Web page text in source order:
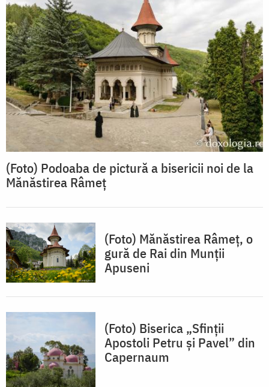
(Foto) Podoaba de pictură a bisericii noi de la
Mănăstirea Râmeț
(Foto) Mănăstirea Râmeț, o
gură de Rai din Munții
Apuseni
(Foto) Biserica „Sfinții
Apostoli Petru și Pavel” din
Capernaum